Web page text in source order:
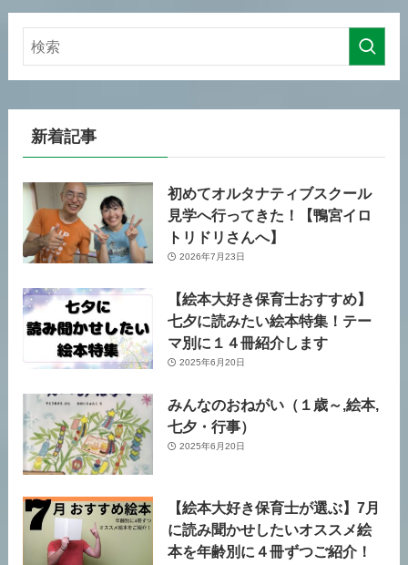
新着記事
初めてオルタナティブスクール
見学へ行ってきた！【鴨宮イロ
トリドリさんへ】
2026年7月23日
【絵本大好き保育士おすすめ】
七夕に読みたい絵本特集！テー
マ別に１４冊紹介します
2025年6月20日
みんなのおねがい（１歳～,絵本,
七夕・行事）
2025年6月20日
【絵本大好き保育士が選ぶ】7月
に読み聞かせしたいオススメ絵
本を年齢別に４冊ずつご紹介！